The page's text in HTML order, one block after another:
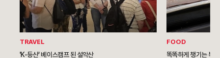
TRAVEL
'K-등산' 베이스캠프 된 설악산
FOOD
똑똑하게 챙기는 복